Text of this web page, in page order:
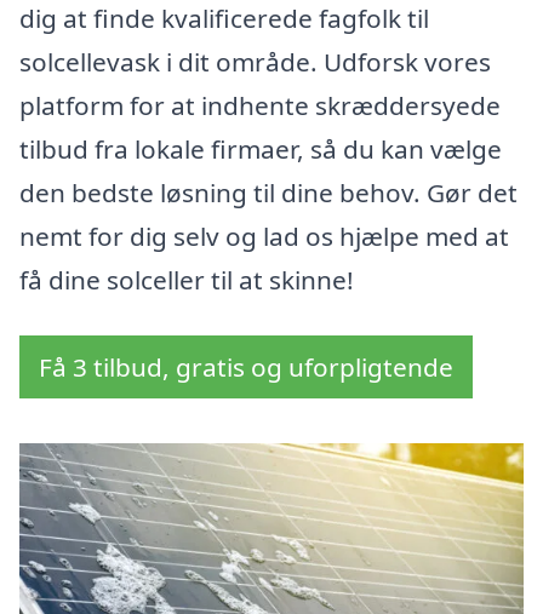
dig at finde kvalificerede fagfolk til
solcellevask i dit område. Udforsk vores
platform for at indhente skræddersyede
tilbud fra lokale firmaer, så du kan vælge
den bedste løsning til dine behov. Gør det
nemt for dig selv og lad os hjælpe med at
få dine solceller til at skinne!
Få 3 tilbud, gratis og uforpligtende